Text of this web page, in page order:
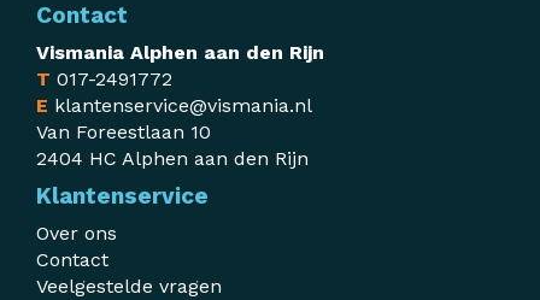
Contact
Vismania Alphen aan den Rijn
T 017-2491772
E klantenservice@vismania.nl
Van Foreestlaan 10
2404 HC Alphen aan den Rijn
Klantenservice
Over ons
Contact
Veelgestelde vragen